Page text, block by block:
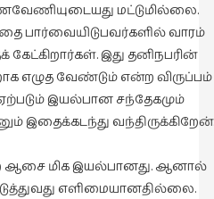
மட்டுமில்லை.
வாரம்
கேட்கிறார்கள். இது தனிநபரின்
எழுத வேண்டும் என்ற விருப்பம்
இயல்பான சந்தேகமும்
இதைக்கடந்து வந்திருக்கிறேன்.
ஆசை மிக இயல்பானது. ஆனால்
எளிமையானதில்லை.